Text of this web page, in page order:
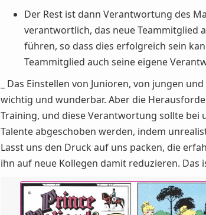
Der Rest ist dann Verantwortung des
verantwortlich, das neue Teammitglied
führen, so dass dies erfolgreich sein
Teammitglied auch seine eigene
_ Das Einstellen von Junioren, von jungen
wichtig und wunderbar. Aber die
Training, und diese Verantwortung sollte bei
Talente abgeschoben werden, indem
Lasst uns den Druck auf uns packen, die
ihn auf neue Kollegen damit reduzieren. Das